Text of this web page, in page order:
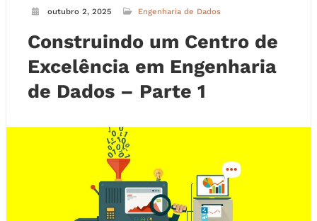
outubro 2, 2025 Engenharia de Dados
Construindo um Centro de
Excelência em Engenharia
de Dados – Parte 1